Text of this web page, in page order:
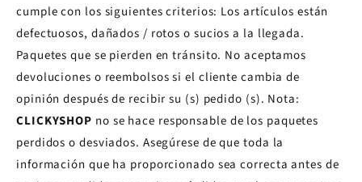
cumple con los siguientes criterios: Los artículos están
defectuosos, dañados / rotos o sucios a la llegada.
Paquetes que se pierden en tránsito. No aceptamos
devoluciones o reembolsos si el cliente cambia de
opinión después de recibir su (s) pedido (s). Nota:
CLICKYSHOP no se hace responsable de los paquetes
perdidos o desviados. Asegúrese de que toda la
información que ha proporcionado sea correcta antes de